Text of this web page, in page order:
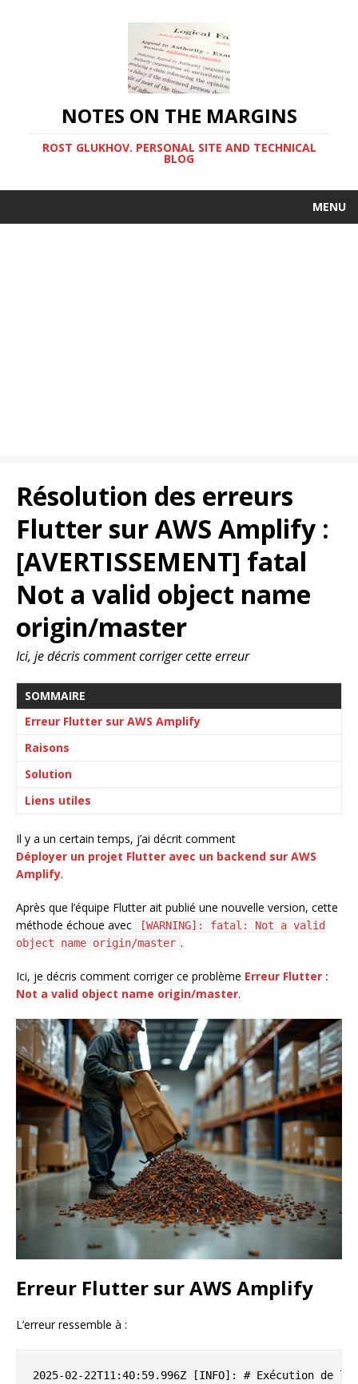
NOTES ON THE MARGINS
ROST GLUKHOV. PERSONAL SITE AND TECHNICAL
BLOG
MENU
Résolution des erreurs
Flutter sur AWS Amplify :
[AVERTISSEMENT] fatal
Not a valid object name
origin/master
Ici, je décris comment corriger cette erreur
SOMMAIRE
Erreur Flutter sur AWS Amplify
Raisons
Solution
Liens utiles
Il y a un certain temps, j’ai décrit comment
Déployer un projet Flutter avec un backend sur AWS
Amplify.
Après que l’équipe Flutter ait publié une nouvelle version, cette
méthode échoue avec
[WARNING]: fatal: Not a valid
object name origin/master .
Ici, je décris comment corriger ce problème Erreur Flutter :
Not a valid object name origin/master.
Erreur Flutter sur AWS Amplify
L’erreur ressemble à :
2025-02-22T11:40:59.996Z [INFO]: # Exécution de